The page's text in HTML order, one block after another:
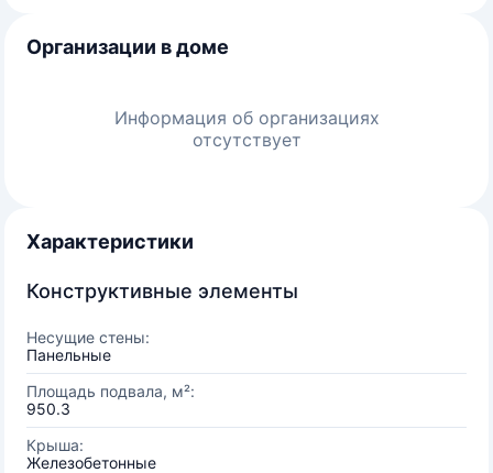
Организации в доме
Информация об организациях
отсутствует
Характеристики
Конструктивные элементы
Несущие стены:
Панельные
Площадь подвала, м²:
950.3
Крыша:
Железобетонные